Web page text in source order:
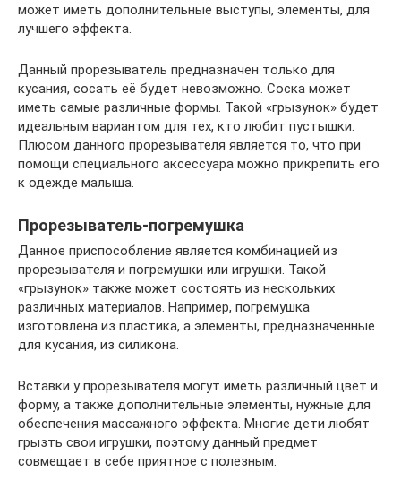
может иметь дополнительные выступы, элементы, для
лучшего эффекта.
Данный прорезыватель предназначен только для
кусания, сосать её будет невозможно. Соска может
иметь самые различные формы. Такой «грызунок» будет
идеальным вариантом для тех, кто любит пустышки.
Плюсом данного прорезывателя является то, что при
помощи специального аксессуара можно прикрепить его
к одежде малыша.
Прорезыватель-погремушка
Данное приспособление является комбинацией из
прорезывателя и погремушки или игрушки. Такой
«грызунок» также может состоять из нескольких
различных материалов. Например, погремушка
изготовлена из пластика, а элементы, предназначенные
для кусания, из силикона.
Вставки у прорезывателя могут иметь различный цвет и
форму, а также дополнительные элементы, нужные для
обеспечения массажного эффекта. Многие дети любят
грызть свои игрушки, поэтому данный предмет
совмещает в себе приятное с полезным.